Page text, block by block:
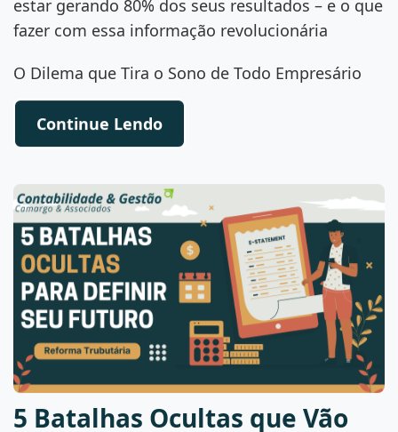
estar gerando 80% dos seus resultados – e o que
fazer com essa informação revolucionária
O Dilema que Tira o Sono de Todo Empresário
Continue Lendo
5 Batalhas Ocultas que Vão